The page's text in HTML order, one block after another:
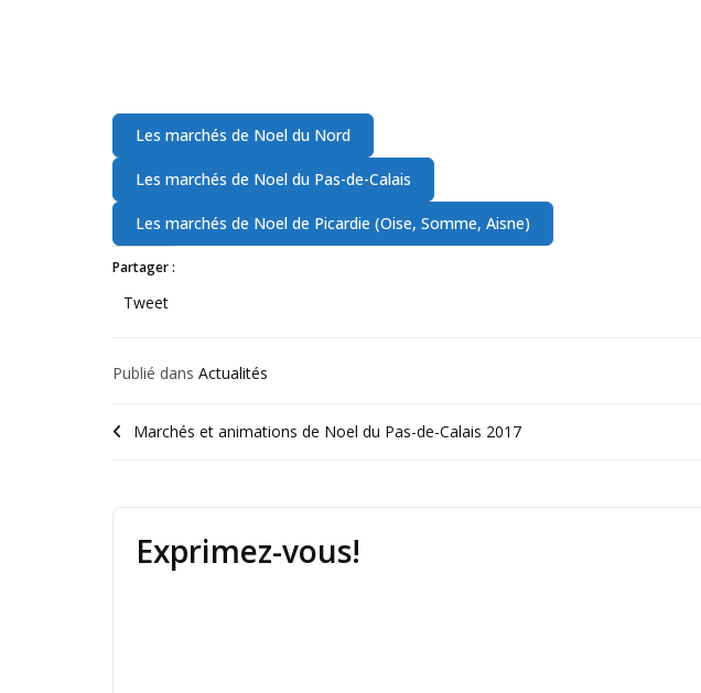
Partager :
Tweet
Publié dans Actualités
Marchés et animations de Noel du Pas-de-Calais 2017
Exprimez-vous!